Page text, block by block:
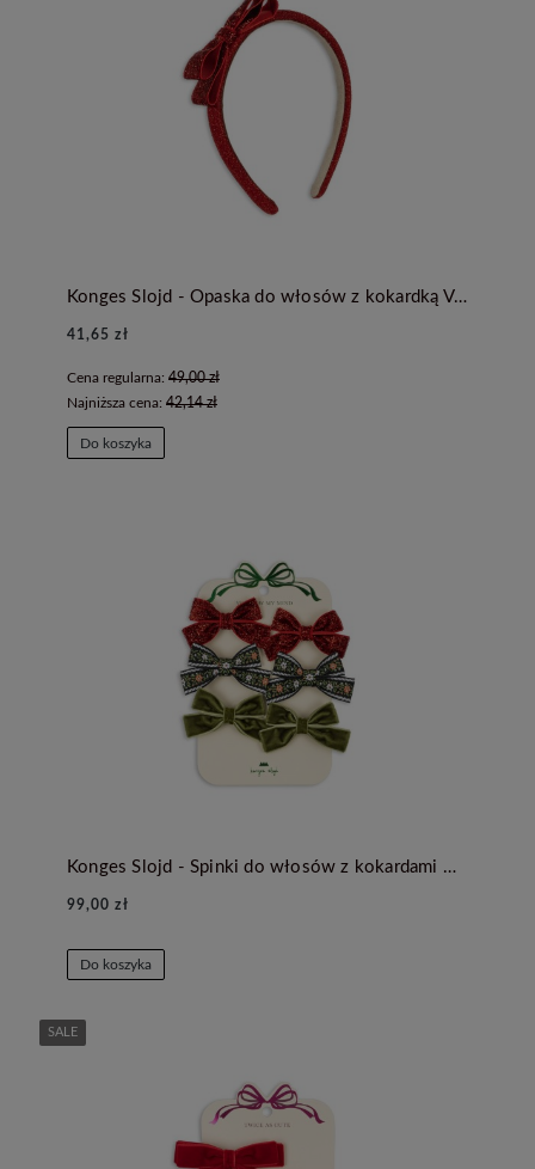
Konges Slojd - Opaska do włosów z kokardką Velvet Bow - RED/GLITTER
41,65 zł
Cena regularna: 49,00 zł
Najniższa cena: 42,14 zł
Do koszyka
Konges Slojd - Spinki do włosów z kokardami Micky 6-pak - RED/GREEN
99,00 zł
Do koszyka
SALE